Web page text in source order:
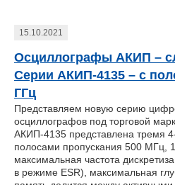
15.10.2021
Осциллографы АКИП –
Серии АКИП-4135 – с
ГГц
Представляем новую серию
осциллографов под торговой
АКИП-4135 представлена тремя
полосами пропускания 500 МГц,
максимальная частота
в режиме ESR), максимальная